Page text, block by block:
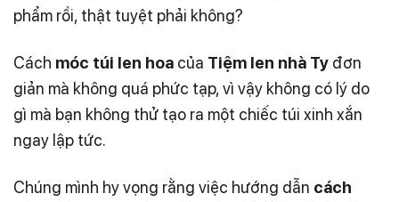
phẩm rồi, thật tuyệt phải không?
Cách móc túi len hoa của Tiệm len nhà Ty đơn
giản mà không quá phức tạp, vì vậy không có lý do
gì mà bạn không thử tạo ra một chiếc túi xinh xắn
ngay lập tức.
Chúng mình hy vọng rằng việc hướng dẫn cách